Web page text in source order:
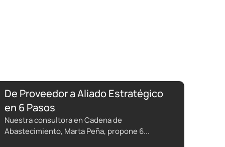
De Proveedor a Aliado Estratégico
en 6 Pasos
Nuestra consultora en Cadena de
Abastecimiento, Marta Peña, propone 6...